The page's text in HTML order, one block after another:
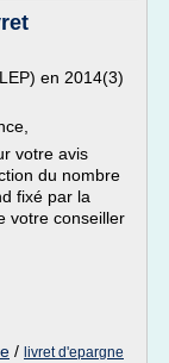
en 2014(3)
votre avis
du nombre
fixé par la
votre conseiller
/ livret d'epargne